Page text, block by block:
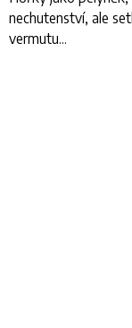
nechutenství, ale
vermutu...